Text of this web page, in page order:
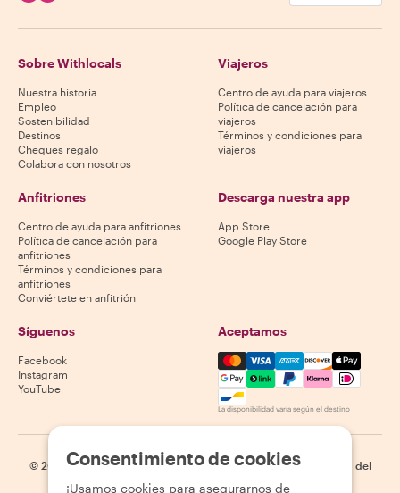
Sobre Withlocals
Nuestra historia
Empleo
Sostenibilidad
Destinos
Cheques regalo
Colabora con nosotros
Viajeros
Centro de ayuda para viajeros
Política de cancelación para
viajeros
Términos y condiciones para
viajeros
Anfitriones
Centro de ayuda para anfitriones
Política de cancelación para
anfitriones
Términos y condiciones para
anfitriones
Conviértete en anfitrión
Descarga nuestra app
App Store
Google Play Store
Síguenos
Facebook
Instagram
YouTube
Aceptamos
Mastercard, Visa, Amex,
La disponibilidad varía según el destino
© 2026 Withlocals.com | Política de privacidad | Cookies
Mapa del
Consentimiento de cookies
¡Usamos cookies para asegurarnos de